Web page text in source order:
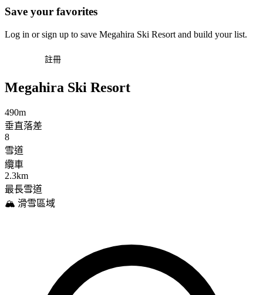
Save your favorites
Log in or sign up to save Megahira Ski Resort and build your list.
註冊
Megahira Ski Resort
490m
垂直落差
8
雪道
纜車
2.3km
最長雪道
🏔️ 滑雪區域